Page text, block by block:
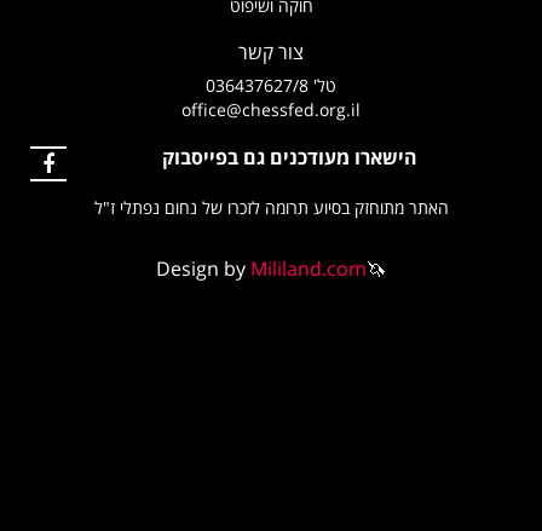
office@chessfed.org.il
מעודכנים גם בפייסבוק
בסיוע תרומה לזכרו של נחום נפתלי ז"ל
Design by